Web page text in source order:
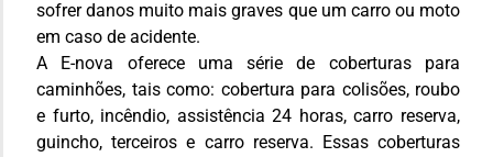
sofrer danos muito mais graves que um carro ou moto
em caso de acidente.
A E-nova oferece uma série de coberturas para
caminhões, tais como: cobertura para colisões, roubo
e furto, incêndio, assistência 24 horas, carro reserva,
guincho, terceiros e carro reserva. Essas coberturas